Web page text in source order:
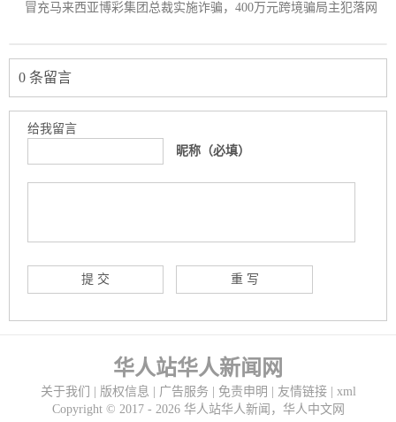
冒充马来西亚博彩集团总裁实施诈骗，400万元跨境骗局主犯落网
0 条留言
给我留言
昵称（必填）
华人站华人新闻网
关于我们 版权信息 广告服务 免责申明 友情链接| xml
Copyright © 2017 - 2026 华人站华人新闻，华人中文网